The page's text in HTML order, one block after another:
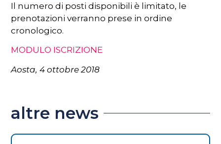
Il numero di posti disponibili è limitato, le
prenotazioni verranno prese in ordine
cronologico.
MODULO ISCRIZIONE
Aosta, 4 ottobre 2018
altre news